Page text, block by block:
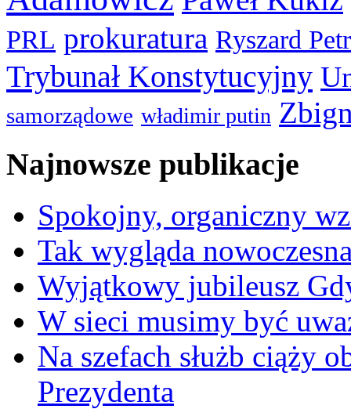
PRL prokuratura Ryszard
Trybunał Konstytucyjny
samorządowe władimir putin
Najnowsze publikacje
Spokojny, organiczny
Tak wygląda
Wyjątkowy jubileusz
W sieci musimy być
Na szefach służb ciąży
Prezydenta